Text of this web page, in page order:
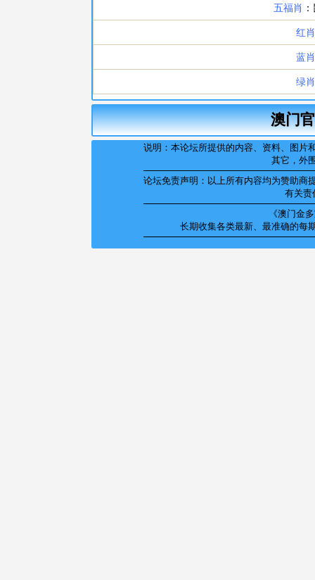
澳门
说明：本论坛所提供的内容、资料、图
其它，外
论坛免责声明：以上所有内容均为赞助商
有关责
《澳门金
长期收集各类最新、最准确的每